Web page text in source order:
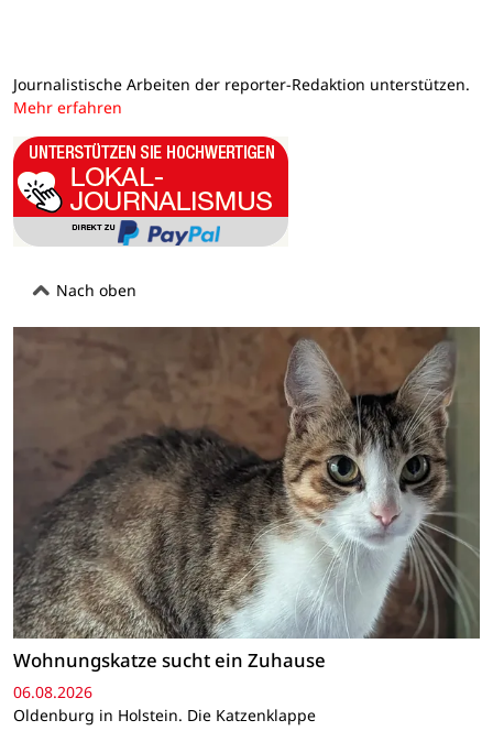
Journalistische Arbeiten der reporter-Redaktion unterstützen.
Mehr erfahren
Nach oben
Wohnungskatze sucht ein Zuhause
06.08.2026
Oldenburg in Holstein. Die Katzenklappe